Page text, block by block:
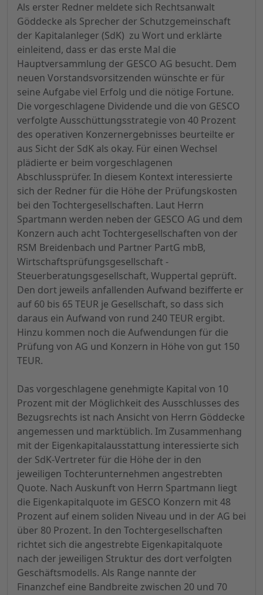
Als erster Redner meldete sich Rechtsanwalt
Göddecke als Sprecher der Schutzgemeinschaft
der Kapitalanleger (SdK) zu Wort und erklärte
einleitend, dass er das erste Mal die
Hauptversammlung der GESCO AG besucht. Dem
neuen Vorstandsvorsitzenden wünschte er für
seine Aufgabe viel Erfolg und die nötige Fortune.
Die vorgeschlagene Dividende und die von GESCO
verfolgte Ausschüttungsstrategie von 40 Prozent
des operativen Konzernergebnisses beurteilte er
aus Sicht der SdK als okay. Für einen Wechsel
plädierte er beim vorgeschlagenen
Abschlussprüfer. In diesem Kontext interessierte
sich der Redner für die Höhe der Prüfungskosten
bei den Tochtergesellschaften. Laut Herrn
Spartmann werden neben der GESCO AG und dem
Konzern auch acht Tochtergesellschaften von der
RSM Breidenbach und Partner PartG mbB,
Wirtschaftsprüfungsgesellschaft -
Steuerberatungsgesellschaft, Wuppertal geprüft.
Den dort jeweils anfallenden Aufwand bezifferte er
auf 60 bis 65 TEUR je Gesellschaft, so dass sich
daraus ein Aufwand von rund 240 TEUR ergibt.
Hinzu kommen noch die Aufwendungen für die
Prüfung von AG und Konzern in Höhe von gut 150
TEUR.
Das vorgeschlagene genehmigte Kapital von 10
Prozent mit der Möglichkeit des Ausschlusses des
Bezugsrechts ist nach Ansicht von Herrn Göddecke
angemessen und marktüblich. Im Zusammenhang
mit der Eigenkapitalausstattung interessierte sich
der SdK-Vertreter für die Höhe der in den
jeweiligen Tochterunternehmen angestrebten
Quote. Nach Auskunft von Herrn Spartmann liegt
die Eigenkapitalquote im GESCO Konzern mit 48
Prozent auf einem soliden Niveau und in der AG bei
über 80 Prozent. In den Tochtergesellschaften
richtet sich die angestrebte Eigenkapitalquote
nach der jeweiligen Struktur des dort verfolgten
Geschäftsmodells. Als Range nannte der
Finanzchef eine Bandbreite zwischen 20 und 70